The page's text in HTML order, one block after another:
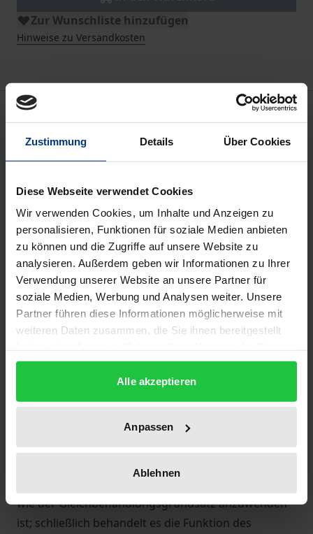
Zustimmung Details Über Cookies
Diese Webseite verwendet Cookies
Wir verwenden Cookies, um Inhalte und Anzeigen zu
personalisieren, Funktionen für soziale Medien anbieten
zu können und die Zugriffe auf unsere Website zu
analysieren. Außerdem geben wir Informationen zu Ihrer
Verwendung unserer Website an unsere Partner für
soziale Medien, Werbung und Analysen weiter. Unsere
Partner führen diese Informationen möglicherweise mit
weiteren Daten zusammen, die Sie ihnen bereitgestellt
gesammelt haben.
Alle akzeptieren
Anpassen
Ablehnen
Zur Wunschliste hinzufügen
Hinweise zu Versandkosten
Beschreibung
Der Verantwortliche Aktuar in der
Prämien und Deckungsrückstellungen, überprüft
die Finanzlage des durch ihn beaufsichtigten
Unternehmens und entwickelt Vorschläge für eine
angemessene Überschußbeteiligung der
Versicherungsnehmer. Er trägt so entscheidend zu
einer effektiven und stabilitätsorientierten
Beaufsichtigung der Lebensversicherer bei.
Das Werk untersucht erstmals das
und die Haftung des Verantwortlichen Aktuars; es
klärt u.a. die Frage, wer unternehmensintern für die
Bestellung zuständig ist und ob der bestellte
Verantwortliche Unternehmensangestellter bzw.
Vorstandsmitglied sein darf; es untersucht aber
wie der Gleichbehandlungsgrundsatz anzuwenden
ist; schließlich behandelt es die Funktion des